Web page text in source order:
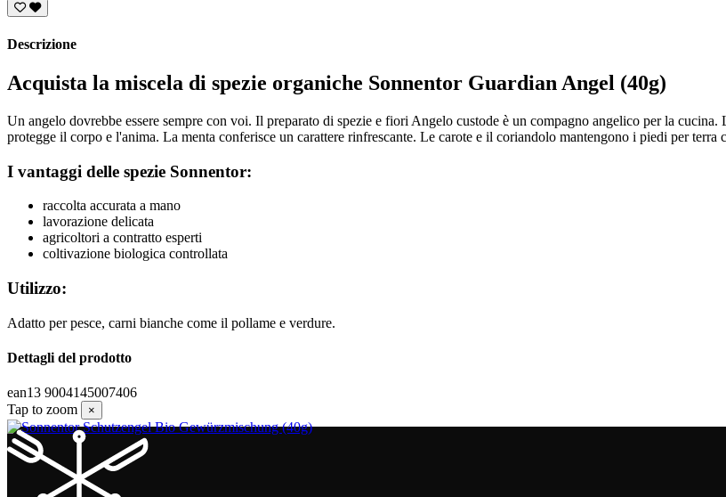
Descrizione
Acquista la miscela di spezie organiche Sonnentor Guardian Angel (40g)
Un angelo dovrebbe essere sempre con voi. Il preparato di spezie e fiori Angelo custode è un compagno angelico per la
protegge il corpo e l'anima. La menta conferisce un carattere rinfrescante. Le carote e il coriandolo mantengono i piedi per terra
I vantaggi delle spezie Sonnentor:
raccolta accurata a mano
lavorazione delicata
agricoltori a contratto esperti
coltivazione biologica controllata
Utilizzo:
Adatto per pesce, carni bianche come il pollame e verdure.
Dettagli del prodotto
ean13 9004145007406
Tap to zoom
×